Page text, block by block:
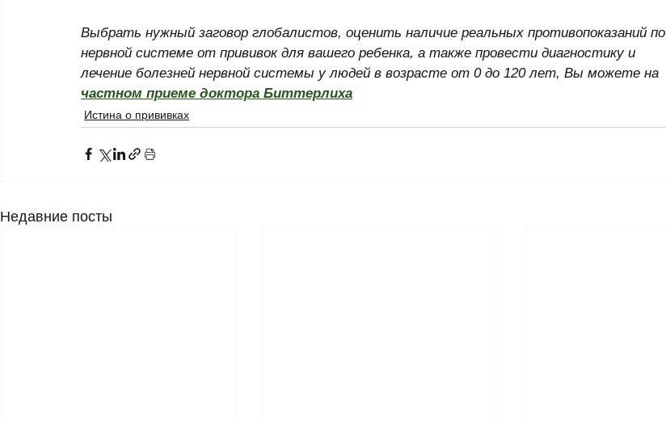
Выбрать нужный заговор глобалистов, оценить наличие реальных противопоказаний по
нервной системе от прививок для вашего ребенка, а также провести диагностику и
лечение болезней нервной системы у людей в возрасте от 0 до 120 лет, Вы можете на
частном приеме доктора Биттерлиха
Истина о прививках
Недавние посты